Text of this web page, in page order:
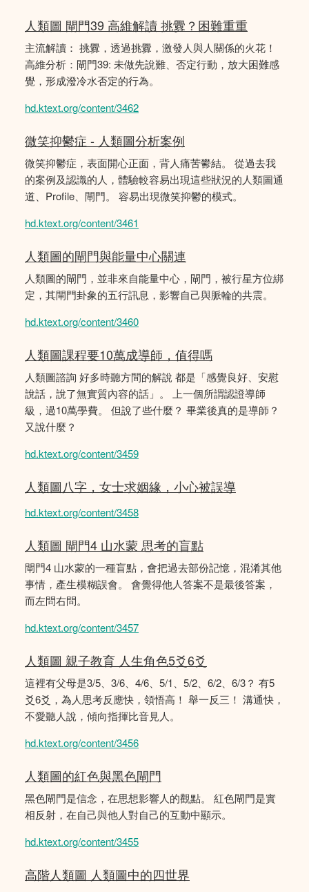
人類圖 閘門39 高維解讀 挑釁？困難重重
主流解讀： 挑釁，透過挑釁，激發人與人關係的火花！
高維分析：閘門39: 未做先說難、否定行動，放大困難感
覺，形成潑冷水否定的行為。
hd.ktext.org/content/3462
微笑抑鬱症 - 人類圖分析案例
微笑抑鬱症，表面開心正面，背人痛苦鬰結。 從過去我
的案例及認識的人，體驗較容易出現這些狀況的人類圖通
道、Profile、閘門。 容易出現微笑抑鬱的模式。
hd.ktext.org/content/3461
人類圖的閘門與能量中心關連
人類圖的閘門，並非來自能量中心，閘門，被行星方位綁
定，其閘門卦象的五行訊息，影響自己與脈輪的共震。
hd.ktext.org/content/3460
人類圖課程要10萬成導師，值得嗎
人類圖諮詢 好多時聽方間的解說 都是「感覺良好、安慰
說話，說了無實質內容的話」。 上一個所謂認證導師
級，過10萬學費。 但說了些什麼？ 畢業後真的是導師？
又說什麼？
hd.ktext.org/content/3459
人類圖八字，女士求姻緣，小心被誤導
hd.ktext.org/content/3458
人類圖 閘門4 山水蒙 思考的盲點
閘門4 山水蒙的一種盲點，會把過去部份記憶，混淆其他
事情，產生模糊誤會。 會覺得他人答案不是最後答案，
而左問右問。
hd.ktext.org/content/3457
人類圖 親子教育 人生角色5爻6爻
這裡有父母是3/5、3/6、4/6、5/1、5/2、6/2、6/3？ 有5
爻6爻，為人思考反應快，領悟高！ 舉一反三！ 溝通快，
不愛聽人說，傾向指揮比音見人。
hd.ktext.org/content/3456
人類圖的紅色與黑色閘門
黑色閘門是信念，在思想影響人的觀點。 紅色閘門是實
相反射，在自己與他人對自己的互動中顯示。
hd.ktext.org/content/3455
高階人類圖 人類圖中的四世界